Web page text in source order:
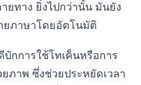
ยทาง ยิ่งไปกว่านั้น มันยัง
ยภาษาโดยอัตโนมัติ
กการใช้โทเค็นหรือการ
ภาพ ซึ่งช่วยประหยัดเวลา